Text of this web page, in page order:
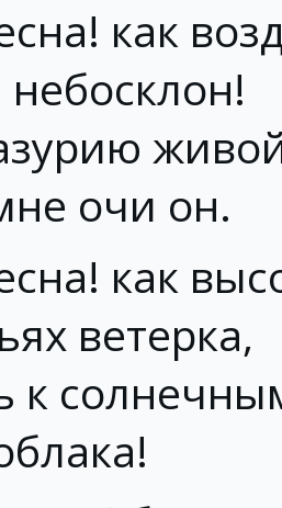
как
небосклон!
очи он.
как
ветерка,
к